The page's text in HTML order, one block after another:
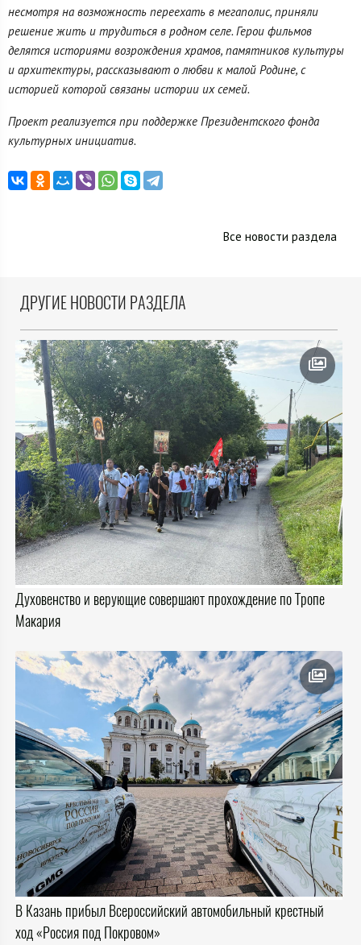
несмотря на возможность переехать в мегаполис, приняли
решение жить и трудиться в родном селе. Герои фильмов
делятся историями возрождения храмов, памятников культуры
и архитектуры, рассказывают о любви к малой Родине, с
историей которой связаны истории их семей.
Проект реализуется при поддержке Президентского фонда
культурных инициатив.
Все новости раздела
ДРУГИЕ НОВОСТИ РАЗДЕЛА
Духовенство и верующие совершают прохождение по Тропе
Макария
В Казань прибыл Всероссийский автомобильный крестный
ход «Россия под Покровом»